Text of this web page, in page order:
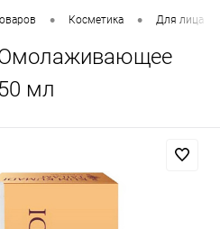
• Косметика • Для лица
мл